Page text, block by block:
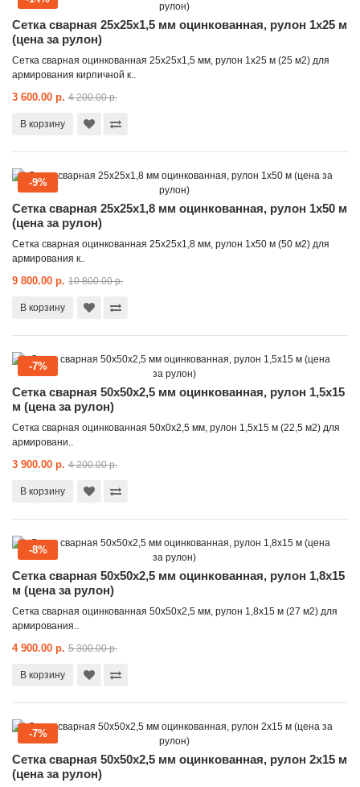
Сетка сварная 25x25x1,5 мм оцинкованная, рулон 1x25 м
(цена за рулон)
Сетка сварная оцинкованная 25х25х1,5 мм, рулон 1х25 м (25 м2) для
армирования кирпичной к..
3 600.00 р. 4 200.00 р.
В корзину
Сетка сварная 25x25x1,8 мм оцинкованная, рулон 1x50 м
(цена за рулон)
Сетка сварная оцинкованная 25х25х1,8 мм, рулон 1х50 м (50 м2) для
армирования к..
9 800.00 р. 10 800.00 р.
-9%
В корзину
Сетка сварная 50x50x2,5 мм оцинкованная, рулон 1,5x15
м (цена за рулон)
Сетка сварная оцинкованная 50х0х2,5 мм, рулон 1,5х15 м (22,5 м2) для
армировани..
3 900.00 р. 4 200.00 р.
-7%
В корзину
Сетка сварная 50x50x2,5 мм оцинкованная, рулон 1,8x15
м (цена за рулон)
Сетка сварная оцинкованная 50х50х2,5 мм, рулон 1,8х15 м (27 м2) для
армирования..
4 900.00 р. 5 300.00 р.
-8%
В корзину
Сетка сварная 50x50x2,5 мм оцинкованная, рулон 2x15 м
(цена за рулон)
-7%